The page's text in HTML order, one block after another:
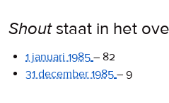
Shoutstaat in het
1 januari 1985 – 82
31 december 1985 – 9